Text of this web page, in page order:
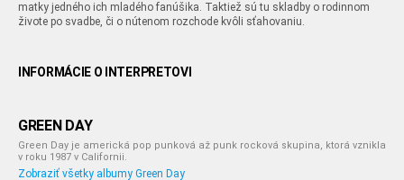
matky jedného ich mladého fanúšika. Taktiež sú tu skladby o rodinnom
živote po svadbe, či o nútenom rozchode kvôli sťahovaniu.
INFORMÁCIE O INTERPRETOVI
GREEN DAY
Green Day je americká pop punková až punk rocková skupina, ktorá vznikla
v roku 1987 v Californii.
Zobraziť všetky albumy Green Day